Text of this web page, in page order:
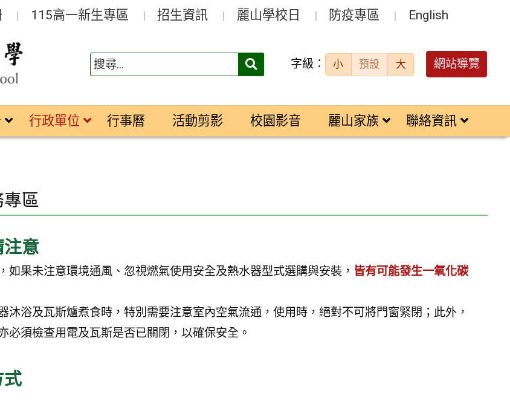
115高一新生專區 招生資訊 麗山學校日 防疫專區 English
搜
字級： 小 預設 大 網站導覽
行政單位 行事曆 活動剪影 校園影音 麗山家族 聯絡資訊
區
意
如果未注意環境通風、忽視燃氣使用安全及熱水器型式選購與安裝， 皆有可能發生一氧化碳
沐浴及瓦斯爐煮食時，特別需要注意室內空氣流通，使用時，絕對不可將門窗緊閉；此外，
必須檢查用電及瓦斯是否已關閉，以確保安全。
式